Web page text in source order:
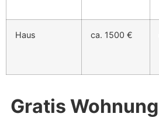
Haus ca. 1500 €
Gratis